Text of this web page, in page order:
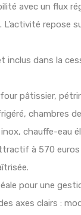
avec un flux
repose
dans la
pâtissier,
chambres
chauffe-eau
à 570
pour une
axes clairs :